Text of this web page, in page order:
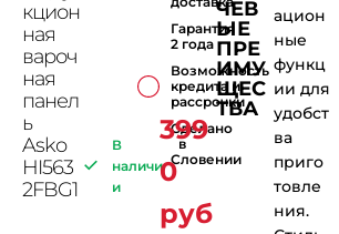
кцион
ная
вароч
ная
панел
ь
Asko
HI563
2FBG1
В
наличи
и
Гарантия
2 года
Возможность
кредита и
рассрочки
Сделано
в
Словении
399
0
руб
ЧЕВ
ЫЕ
ПРЕ
ИМУ
ЩЕС
ТВА
ацион
ные
функц
ии для
удобст
ва
приго
товле
ния.